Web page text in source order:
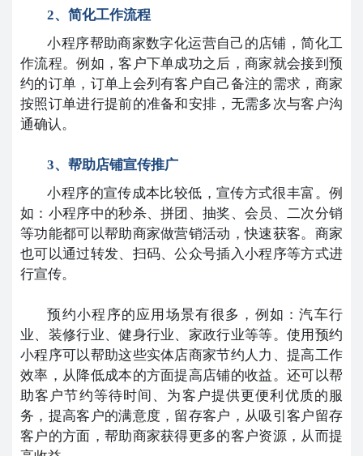
2、简化工作流程
小程序帮助商家数字化运营自己的店铺，简化工
作流程。例如，客户下单成功之后，商家就会接到预
约的订单，订单上会列有客户自己备注的需求，商家
按照订单进行提前的准备和安排，无需多次与客户沟
通确认。
3、帮助店铺宣传推广
小程序的宣传成本比较低，宣传方式很丰富。例
如：小程序中的秒杀、拼团、抽奖、会员、二次分销
等功能都可以帮助商家做营销活动，快速获客。商家
也可以通过转发、扫码、公众号插入小程序等方式进
行宣传。
预约小程序的应用场景有很多，例如：汽车行
业、装修行业、健身行业、家政行业等等。使用预约
小程序可以帮助这些实体店商家节约人力、提高工作
效率，从降低成本的方面提高店铺的收益。还可以帮
助客户节约等待时间、为客户提供更便利优质的服
务，提高客户的满意度，留存客户，从吸引客户留存
客户的方面，帮助商家获得更多的客户资源，从而提